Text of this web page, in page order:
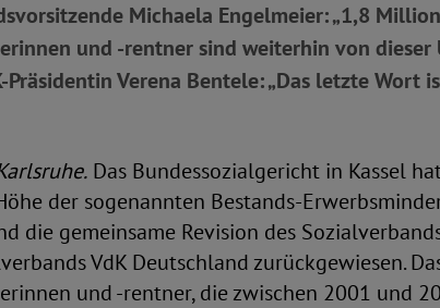
Michaela Engelmeier: „1,8
und -rentner sind weiterhin von
Präsidentin Verena Bentele: „Das letzte Wort
Das Bundessozialgericht in Kassel
der sogenannten Bestands-
die gemeinsame Revision des
VdK Deutschland zurückgewiesen.
und -rentner, die zwischen 2001 und